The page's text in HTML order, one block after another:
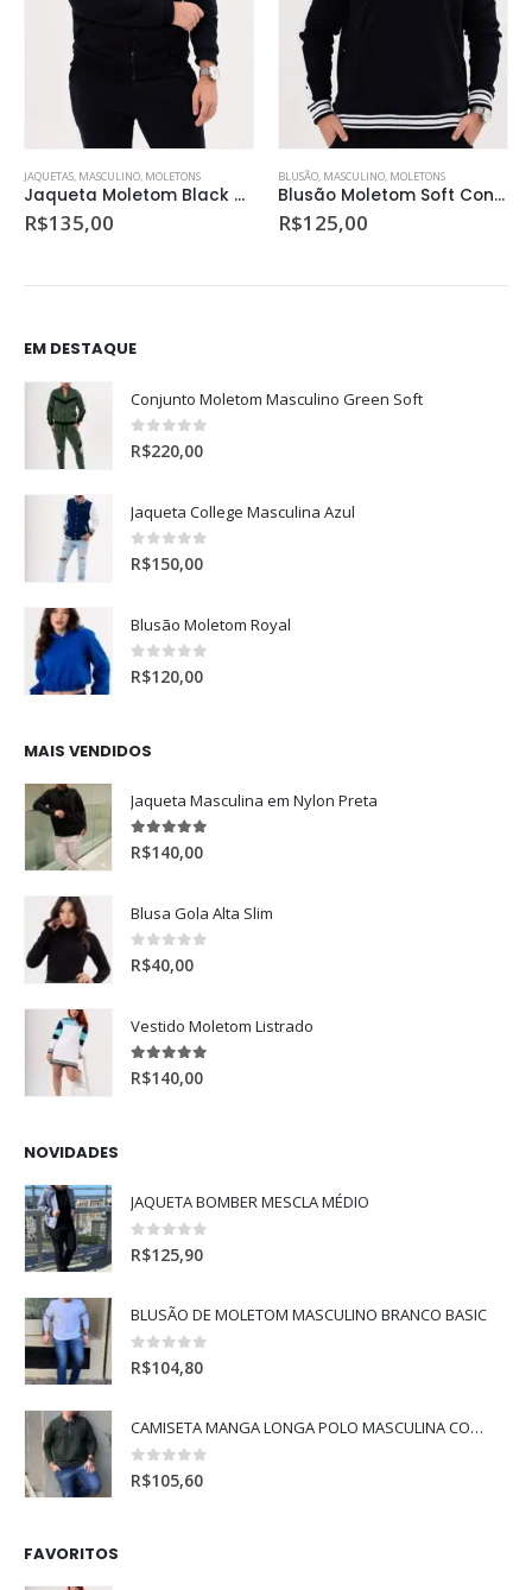
BLUSÃO,MASCULINO,MOLETONS
Blusão Moletom Soft Confort
R$125,00
CONJUNTOS,MASCULINO,MOLETONS
Conjunto Moletom Masculino Black Travel
R$220,00
EM DESTAQUE
Conjunto Moletom Masculino Green Soft
0de 5
R$220,00
Jaqueta College Masculina Azul
0de 5
R$150,00
Blusão Moletom Royal
0de 5
R$120,00
MAIS VENDIDOS
Jaqueta Masculina em Nylon Preta
5.00de 5
R$140,00
Blusa Gola Alta Slim
0de 5
R$40,00
Vestido Moletom Listrado
5.00de 5
R$140,00
NOVIDADES
JAQUETA BOMBER MESCLA MÉDIO
0 de 5
R$125,90
BLUSÃO DE MOLETOM MASCULINO BRANCO BASIC
0 de 5
R$104,80
CAMISETA MANGA LONGA POLO MASCULINA COM MANGA RAGLAN
0 de 5
R$105,60
FAVORITOS